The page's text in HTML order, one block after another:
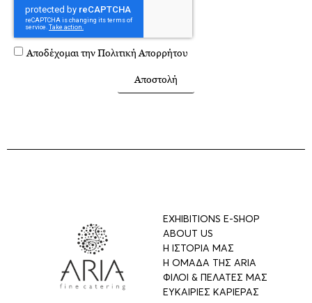
Αποδέχομαι τηνΠολιτική Απορρήτου
Αποστολή
EXHIBITIONS E-SHOP
ABOUT US
Η ΙΣΤΟΡΙΑ ΜΑΣ
Η ΟΜΑΔΑ ΤΗΣ ARIA
ΦΙΛΟΙ & ΠΕΛΑΤΕΣ ΜΑΣ
ΕΥΚΑΙΡΙΕΣ ΚΑΡΙΕΡΑΣ